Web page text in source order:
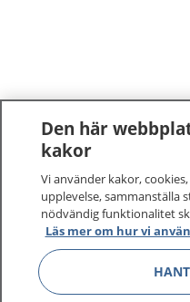
Den här
kakor
Vi använder kakor,
upplevelse, sammanställa
nödvändig funktionalitet
Läs mer om hur vi